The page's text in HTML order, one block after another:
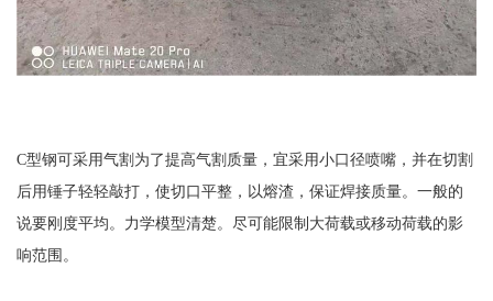
C型钢可采用气割为了提高气割质量，宜采用小口径喷嘴，并在切割
后用锤子轻轻敲打，使切口平整，以熔渣，保证焊接质量。一般的
说要刚度平均。力学模型清楚。尽可能限制大荷载或移动荷载的影
响范围。